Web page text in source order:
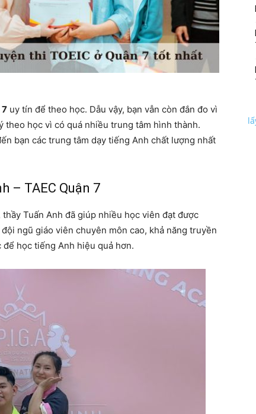
7 uy tín để theo học. Dẫu vậy, bạn vẫn còn đắn đo vì
học vì có quá nhiều trung tâm hình thành.
bạn các trung tâm dạy tiếng Anh chất lượng nhất
– TAEC Quận 7
Tuấn Anh đã giúp nhiều học viên đạt được
ngũ giáo viên chuyên môn cao, khả năng truyền
học tiếng Anh hiệu quả hơn.